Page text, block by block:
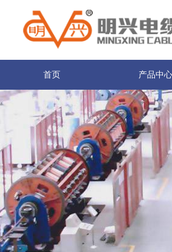
首页 产品中心
关于我们 联系我们